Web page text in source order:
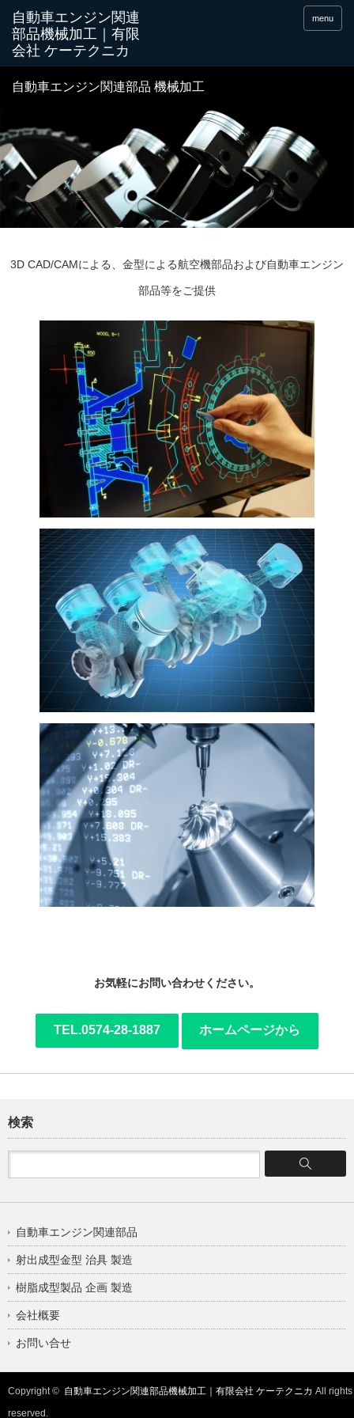
menu
自動車エンジン関連部品 機械加工
3D CAD/CAMによる、金型による航空機部品および自動車エンジン
部品等をご提供
お気軽にお問い合わせください。
TEL.0574-28-1887 ホームページから
検索
自動車エンジン関連部品
射出成型金型 治具 製造
樹脂成型製品 企画 製造
会社概要
お問い合せ
Copyright © 自動車エンジン関連部品機械加工｜有限会社 ケーテクニカ All rights
reserved.